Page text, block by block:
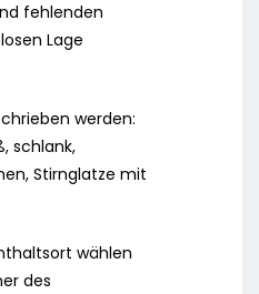
fehlenden
Lage
werden:
schlank,
Stirnglatze mit
wählen
des